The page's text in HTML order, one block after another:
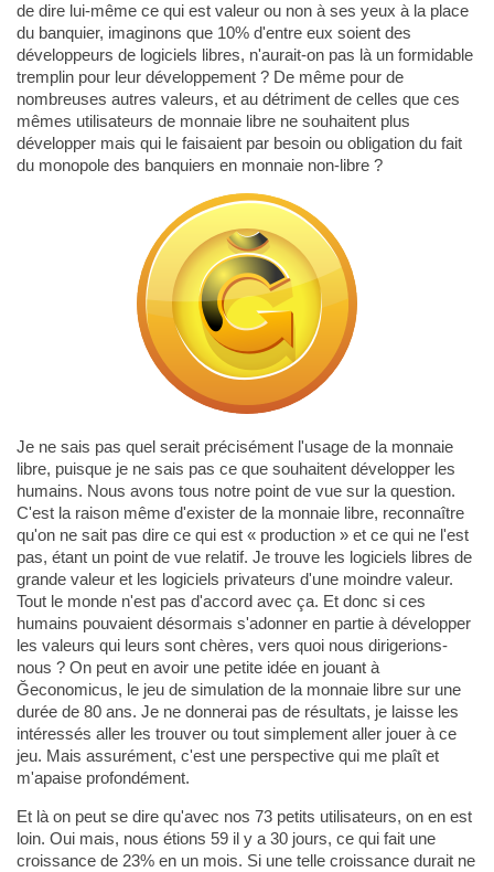
de dire lui-même ce qui est valeur ou non à ses yeux à la place
du banquier, imaginons que 10% d'entre eux soient des
développeurs de logiciels libres, n'aurait-on pas là un formidable
tremplin pour leur développement ? De même pour de
nombreuses autres valeurs, et au détriment de celles que ces
mêmes utilisateurs de monnaie libre ne souhaitent plus
développer mais qui le faisaient par besoin ou obligation du fait
du monopole des banquiers en monnaie non-libre ?
Je ne sais pas quel serait précisément l'usage de la monnaie
libre, puisque je ne sais pas ce que souhaitent développer les
humains. Nous avons tous notre point de vue sur la question.
C'est la raison même d'exister de la monnaie libre, reconnaître
qu'on ne sait pas dire ce qui est « production » et ce qui ne l'est
pas, étant un point de vue relatif. Je trouve les logiciels libres de
grande valeur et les logiciels privateurs d'une moindre valeur.
Tout le monde n'est pas d'accord avec ça. Et donc si ces
humains pouvaient désormais s'adonner en partie à développer
les valeurs qui leurs sont chères, vers quoi nous dirigerions-
nous ? On peut en avoir une petite idée en jouant à
Ğeconomicus, le jeu de simulation de la monnaie libre sur une
durée de 80 ans. Je ne donnerai pas de résultats, je laisse les
intéressés aller les trouver ou tout simplement aller jouer à ce
jeu. Mais assurément, c'est une perspective qui me plaît et
m'apaise profondément.
Et là on peut se dire qu'avec nos 73 petits utilisateurs, on en est
loin. Oui mais, nous étions 59 il y a 30 jours, ce qui fait une
croissance de 23% en un mois. Si une telle croissance durait ne